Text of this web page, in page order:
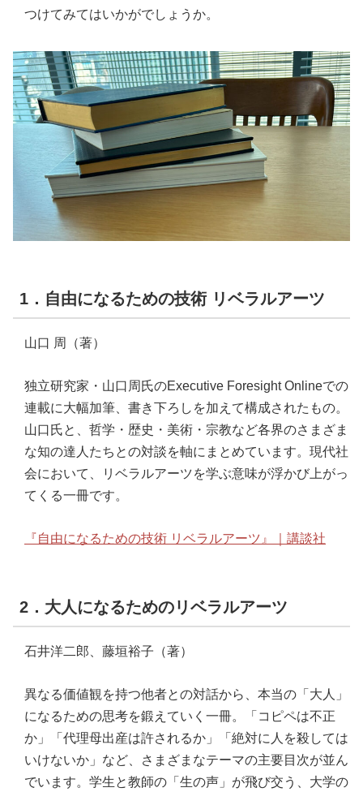
つけてみてはいかがでしょうか。
1．自由になるための技術 リベラルアーツ
山口 周（著）
独立研究家・山口周氏のExecutive Foresight Onlineでの
連載に大幅加筆、書き下ろしを加えて構成されたもの。
山口氏と、哲学・歴史・美術・宗教など各界のさまざま
な知の達人たちとの対談を軸にまとめています。現代社
会において、リベラルアーツを学ぶ意味が浮かび上がっ
てくる一冊です。
『自由になるための技術 リベラルアーツ』｜講談社
2．大人になるためのリベラルアーツ
石井洋二郎、藤垣裕子（著）
異なる価値観を持つ他者との対話から、本当の「大人」
になるための思考を鍛えていく一冊。「コピペは不正
か」「代理母出産は許されるか」「絶対に人を殺しては
いけないか」など、さまざまなテーマの主要目次が並ん
でいます。学生と教師の「生の声」が飛び交う、大学の